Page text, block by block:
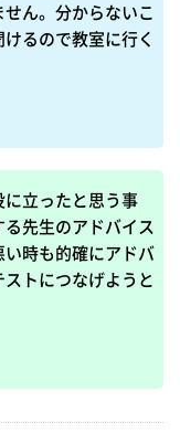
ん。分からないこ
るので教室に行く
立ったと思う事
先生のアドバイス
時も的確にアドバ
トにつなげようと